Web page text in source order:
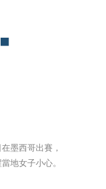
墨西哥出賽，
地女子小心。